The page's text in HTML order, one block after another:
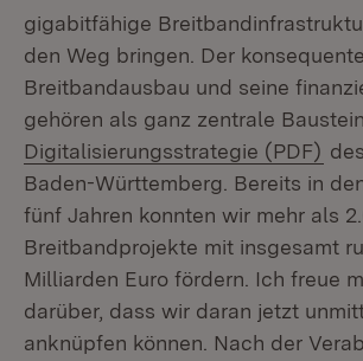
gigabitfähige
den Weg bringen. Der konsequente
Breitbandausbau und seine
gehören als ganz zentrale
Digitalisierungsstrategie (PDF)
Baden-Württemberg. Bereits in
fünf Jahren konnten wir mehr als
Breitbandprojekte mit insgesamt
Milliarden Euro fördern. Ich freue
darüber, dass wir daran jetzt
anknüpfen können. Nach der